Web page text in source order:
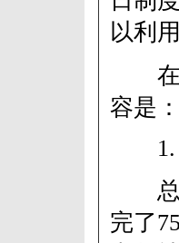
以利
在
容是：
1.
总
完了